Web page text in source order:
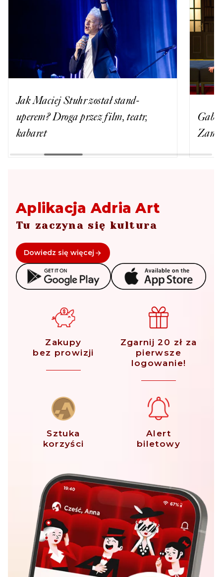
Jak Maciej Stuhr został stand-
uperem? Droga przez film, teatr,
kabaret
Aplikacja Adria Art
Tu zaczyna się kultura
Dowiedz się więcej
Zakupy
bez prowizji
Zgarnij 20 zł za
pierwsze
logowanie!
Sztuka
korzyści
Alert
biletowy